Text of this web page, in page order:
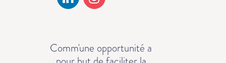
Comm'une opportunité a